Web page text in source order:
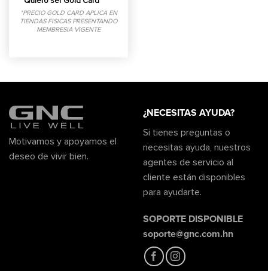
*PRECIO GOLD CARD APLICA EN
TIENDAS FISICAS PRESENTANDO
MEMBRESIA VIGENTE
Motivamos y apoyamos el
deseo de vivir bien.
¿NECESITAS AYUDA?
Si tienes preguntas o
necesitas ayuda, nuestros
agentes de servicio al
cliente están disponibles
para ayudarte.
SOPORTE DISPONIBLE
soporte@gnc.com.hn